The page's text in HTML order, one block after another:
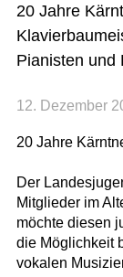
20 Jahre
Pianisten und
12. Dezember
20 Jahre
Der
Mitglieder im
möchte diesen
die Möglichkeit
vokalen